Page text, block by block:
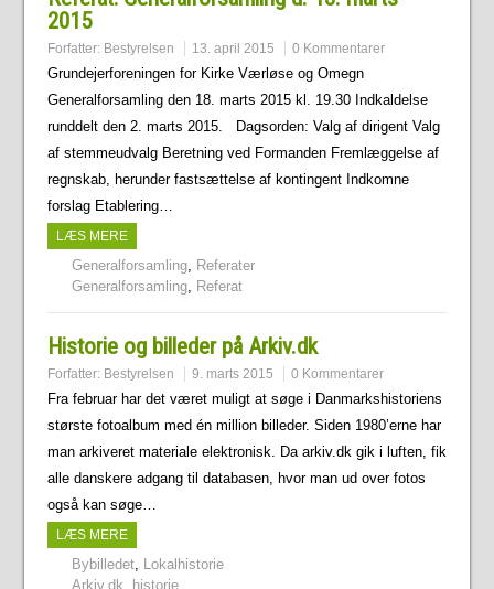
2015
Forfatter: Bestyrelsen 13. april 2015 0 Kommentarer
Grundejerforeningen for Kirke Værløse og Omegn
Generalforsamling den 18. marts 2015 kl. 19.30 Indkaldelse
runddelt den 2. marts 2015. Dagsorden: Valg af dirigent Valg
af stemmeudvalg Beretning ved Formanden Fremlæggelse af
regnskab, herunder fastsættelse af kontingent Indkomne
forslag Etablering…
LÆS MERE
Generalforsamling, Referater
Generalforsamling, Referat
Historie og billeder på Arkiv.dk
Forfatter: Bestyrelsen 9. marts 2015 0 Kommentarer
Fra februar har det været muligt at søge i Danmarkshistoriens
største fotoalbum med én million billeder. Siden 1980’erne har
man arkiveret materiale elektronisk. Da arkiv.dk gik i luften, fik
alle danskere adgang til databasen, hvor man ud over fotos
også kan søge…
LÆS MERE
Bybilledet, Lokalhistorie
Arkiv.dk
historie